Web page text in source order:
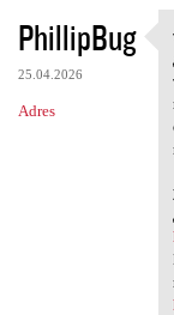
PhillipBug
25.04.2026
Adres